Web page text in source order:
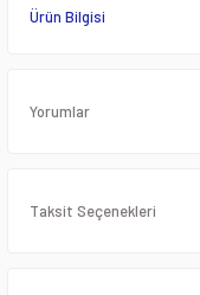
Ürün Bilgisi
Yorumlar
Taksit Seçenekleri